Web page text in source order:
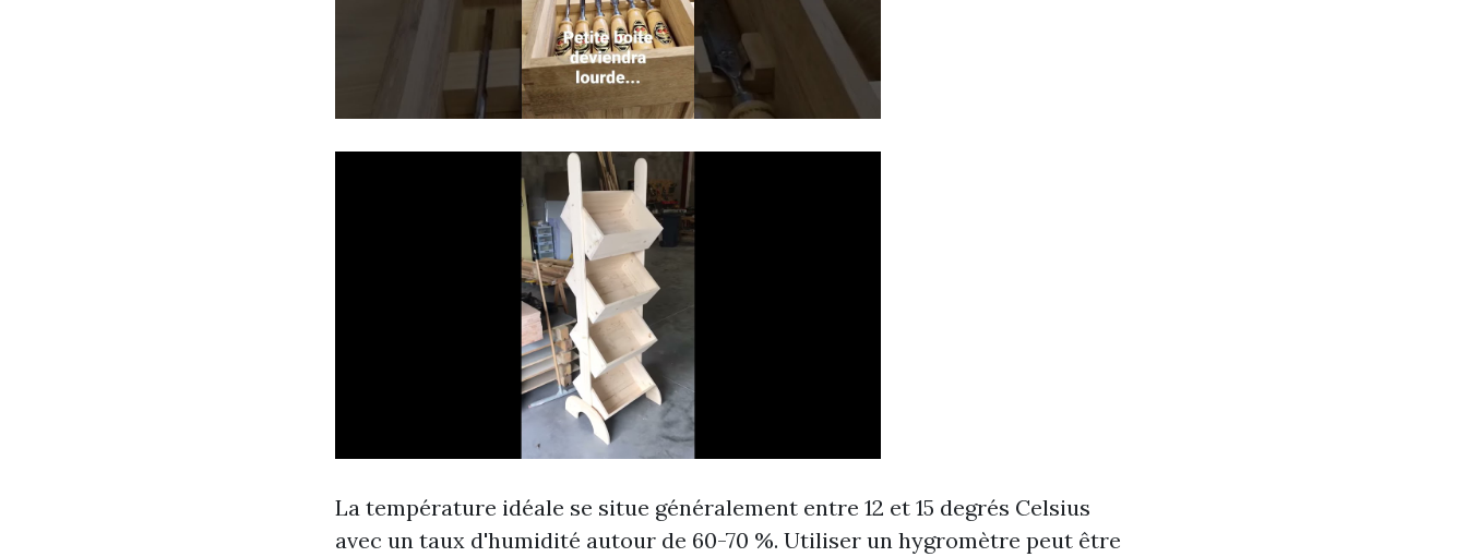
La température idéale se situe généralement entre 12 et 15 degrés Celsius
avec un taux d'humidité autour de 60-70 %. Utiliser un hygromètre peut être